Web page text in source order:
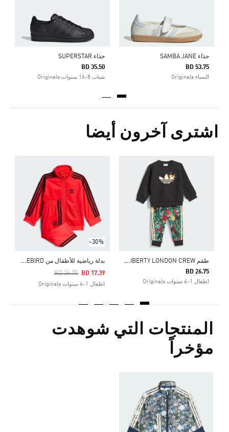
حذاء SAMBA JANE
BD 53.75
النساء Originals
حذاء SUPERSTAR
BD 35.50
شباب 8-16 سنوات Originals
اشترى آخرون أيضا
ط
قم ADIDAS ORIGINALS X LIBERTY LONDON CREW
BD 26.75
اطفال 1-4 سنوات Originals
-30%
ب
دلة رياضية للأطفال من ADICOLOR FIREBIRD
Price Reduced From
BD 26.75
To BD 17.39
اطفال 1-4 سنوات Originals
Price Reduced From
To
المنتجات التي شوهدت
مؤخراً